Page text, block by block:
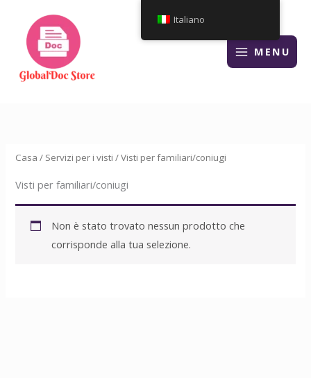
contenuto
MENU
Casa / Servizi per i visti / Visti per familiari/coniugi
Visti per familiari/coniugi
Non è stato trovato nessun prodotto che
corrisponde alla tua selezione.
Italiano